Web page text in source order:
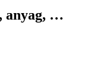
anyag, …